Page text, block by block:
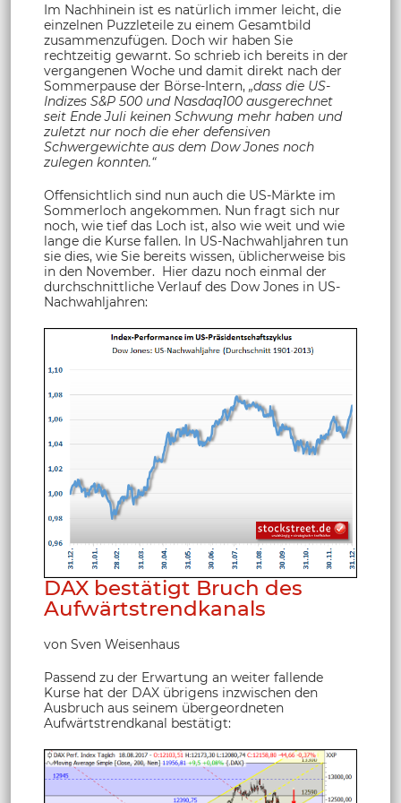
Im Nachhinein ist es natürlich immer leicht, die
einzelnen Puzzleteile zu einem Gesamtbild
zusammenzufügen. Doch wir haben Sie
rechtzeitig gewarnt. So schrieb ich bereits in der
vergangenen Woche und damit direkt nach der
Sommerpause der Börse-Intern, „dass die US-
Indizes S&P 500 und Nasdaq100 ausgerechnet
seit Ende Juli keinen Schwung mehr haben und
zuletzt nur noch die eher defensiven
Schwergewichte aus dem Dow Jones noch
zulegen konnten.“
Offensichtlich sind nun auch die US-Märkte im
Sommerloch angekommen. Nun fragt sich nur
noch, wie tief das Loch ist, also wie weit und wie
lange die Kurse fallen. In US-Nachwahljahren tun
sie dies, wie Sie bereits wissen, üblicherweise bis
in den November. Hier dazu noch einmal der
durchschnittliche Verlauf des Dow Jones in US-
Nachwahljahren:
DAX bestätigt Bruch des
Aufwärtstrendkanals
von Sven Weisenhaus
Passend zu der Erwartung an weiter fallende
Kurse hat der DAX übrigens inzwischen den
Ausbruch aus seinem übergeordneten
Aufwärtstrendkanal bestätigt: